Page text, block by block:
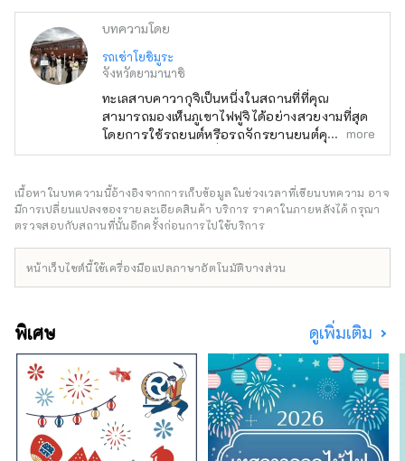
บทความโดย
รถเช่าโยชิมูระ
จังหวัดยามานาชิ
ทะเลสาบคาวากุจิเป็นหนึ่งในสถานที่ที่คุณ
สามารถมองเห็นภูเขาไฟฟูจิได้อย่างสวยงามที่สุด
โดยการใช้รถยนต์หรือรถจักรยานยนต์คุณ
สามารถเห็นทิวทัศน์ที่ไม่มีใครเคยเห็นมาก่อน การ
เรื่องดีแต่เราขอแนะนำให้ชมภูเขาไฟฟูจิอย่าง
เงียบๆ จากริมทะเลสาบที่ว่างเปล่า สำหรับลูกค้า
ชาวต่างชาติ พนักงานที่พูดภาษาอังกฤษของเรา
more
เนื้อหาในบทความนี้อ้างอิงจากการเก็บข้อมูลในช่วงเวลาที่เขียนบทความ อาจ
มีการเปลี่ยนแปลงของรายละเอียดสินค้า บริการ ราคาในภายหลังได้ กรุณา
ตรวจสอบกับสถานที่นั้นอีกครั้งก่อนการไปใช้บริการ
หน้าเว็บไซต์นี้ใช้เครื่องมือแปลภาษาอัตโนมัติบางส่วน
พิเศษ ดูเพิ่มเติม